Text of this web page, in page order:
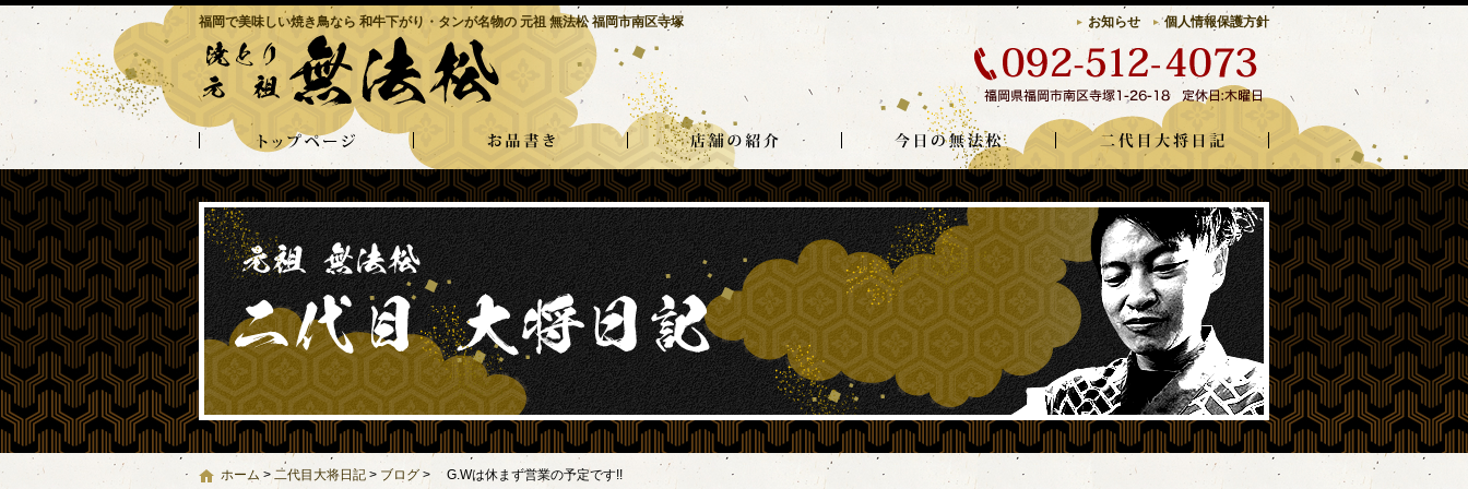
福岡で美味しい焼き鳥なら 和牛下がり・タンが名物の 元祖 無法松 福岡市南区寺塚 お知らせ 個人情報保護方針
ホーム > 二代目大将日記 > ブログ > G.Wは休まず営業の予定です!!